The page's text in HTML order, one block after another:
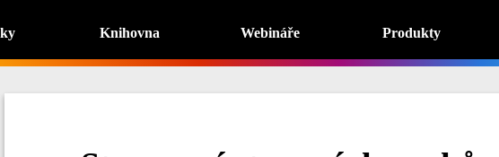
Knihovna Webináře Produkty